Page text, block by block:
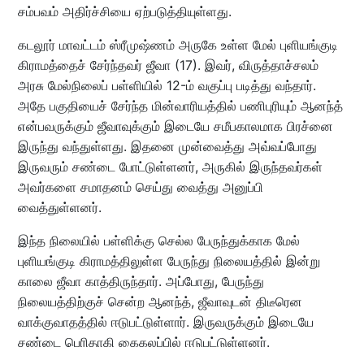
சம்பவம் அதிர்ச்சியை ஏற்படுத்தியுள்ளது.
கடலூர் மாவட்டம் ஸ்ரீமுஷ்ணம் அருகே உள்ள மேல் புளியங்குடி
கிராமத்தைச் சேர்ந்தவர் ஜீவா (17). இவர், விருத்தாச்சலம்
அரசு மேல்நிலைப் பள்ளியில் 12-ம் வகுப்பு படித்து வந்தார்.
அதே பகுதியைச் சேர்ந்த மின்வாரியத்தில் பணிபுரியும் ஆனந்த்
என்பவருக்கும் ஜீவாவுக்கும் இடையே சமீபகாலமாக பிரச்னை
இருந்து வந்துள்ளது. இதனை முன்வைத்து அவ்வப்போது
இருவரும் சண்டை போட்டுள்ளனர், அருகில் இருந்தவர்கள்
அவர்களை சமாதனம் செய்து வைத்து அனுப்பி
வைத்துள்ளனர்.
இந்த நிலையில் பள்ளிக்கு செல்ல பேருந்துக்காக மேல்
புளியங்குடி கிராமத்திலுள்ள பேருந்து நிலையத்தில் இன்று
காலை ஜீவா காத்திருந்தார். அப்போது, பேருந்து
நிலையத்திற்குச் சென்ற ஆனந்த், ஜீவாவுடன் திடீரென
வாக்குவாதத்தில் ஈடுபட்டுள்ளார். இருவருக்கும் இடையே
சண்டை பெரிதாகி கைகலப்பில் ஈடுபட்டுள்ளனர்.